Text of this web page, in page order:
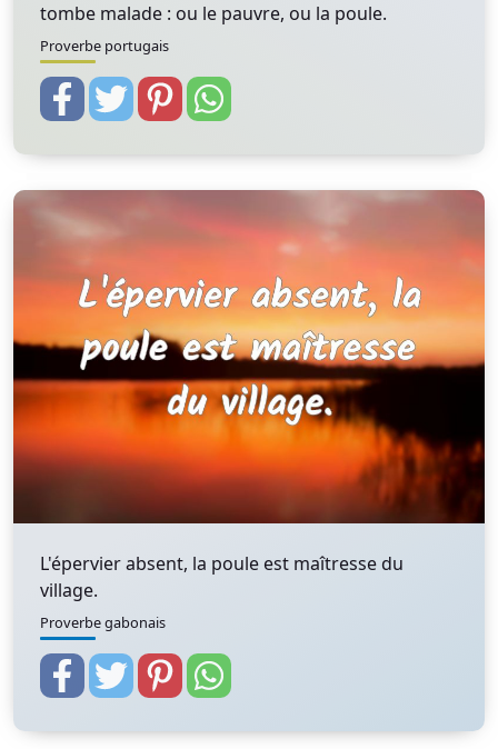
tombe malade : ou le pauvre, ou la poule.
Proverbe portugais
L'épervier absent, la poule est maîtresse du
village.
Proverbe gabonais